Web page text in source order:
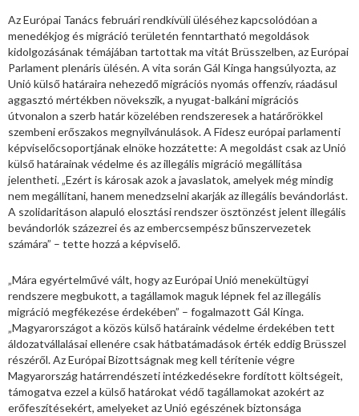
Az Európai Tanács februári rendkívüli üléséhez kapcsolódóan a
menedékjog és migráció területén fenntartható megoldások
kidolgozásának témájában tartottak ma vitát Brüsszelben, az Európai
Parlament plenáris ülésén. A vita során Gál Kinga hangsúlyozta, az
Unió külső határaira nehezedő migrációs nyomás offenzív, ráadásul
aggasztó mértékben növekszik, a nyugat-balkáni migrációs
útvonalon a szerb határ közelében rendszeresek a határőrökkel
szembeni erőszakos megnyilvánulások. A Fidesz európai parlamenti
képviselőcsoportjának elnöke hozzátette: A megoldást csak az Unió
külső határainak védelme és az illegális migráció megállítása
jelentheti. „Ezért is károsak azok a javaslatok, amelyek még mindig
nem megállítani, hanem menedzselni akarják az illegális bevándorlást.
A szolidaritáson alapuló elosztási rendszer ösztönzést jelent illegális
bevándorlók százezrei és az embercsempész bűnszervezetek
számára” – tette hozzá a képviselő.
„Mára egyértelművé vált, hogy az Európai Unió menekültügyi
rendszere megbukott, a tagállamok maguk lépnek fel az illegális
migráció megfékezése érdekében” – fogalmazott Gál Kinga.
„Magyarországot a közös külső határaink védelme érdekében tett
áldozatvállalásai ellenére csak hátbatámadások érték eddig Brüsszel
részéről. Az Európai Bizottságnak meg kell térítenie végre
Magyarország határrendészeti intézkedésekre fordított költségeit,
támogatva ezzel a külső határokat védő tagállamokat azokért az
erőfeszítésekért, amelyeket az Unió egészének biztonsága